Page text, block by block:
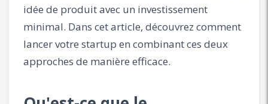
idée de produit avec un investissement
minimal. Dans cet article, découvrez comment
lancer votre startup en combinant ces deux
approches de manière efficace.